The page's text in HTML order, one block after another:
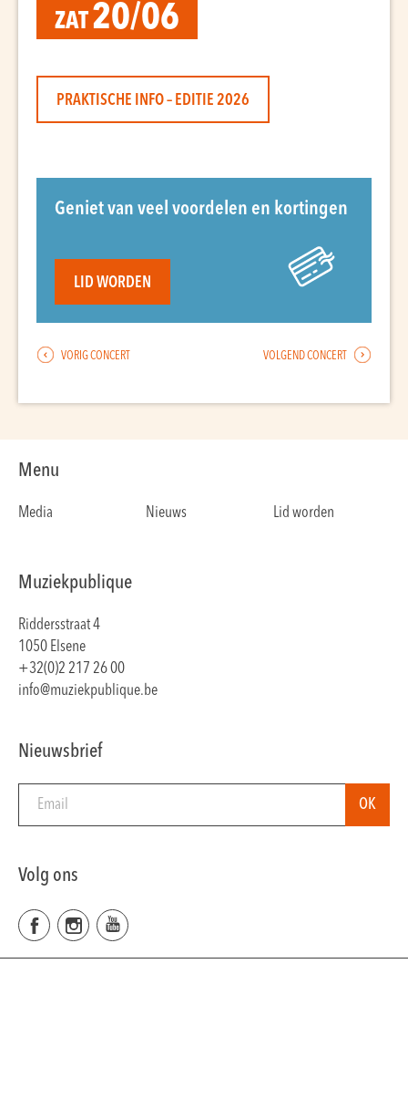
ZAT20/06
PRAKTISCHE INFO – EDITIE 2026
Geniet van veel voordelen en kortingen
LID WORDEN
VORIG CONCERT VOLGEND CONCERT
Menu
Media Nieuws Lid worden
Muziekpublique
Riddersstraat 4
1050 Elsene
+32(0)2 217 26 00
info@muziekpublique.be
Nieuwsbrief
Volg ons